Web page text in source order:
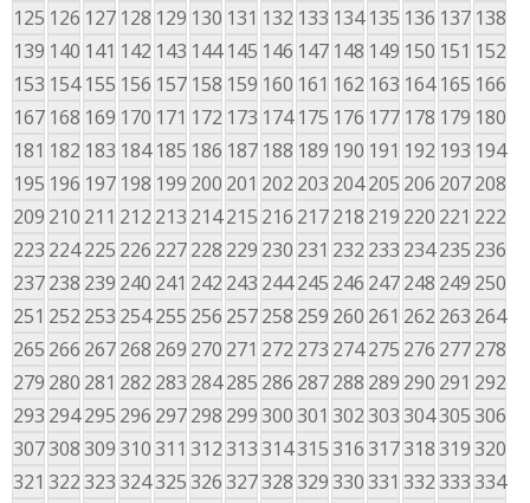
125 126 127 128 129 130 131 132 133 134 135 136 137 138
139 140 141 142 143 144 145 146 147 148 149 150 151 152
153 154 155 156 157 158 159 160 161 162 163 164 165 166
167 168 169 170 171 172 173 174 175 176 177 178 179 180
181 182 183 184 185 186 187 188 189 190 191 192 193 194
195 196 197 198 199 200 201 202 203 204205 206 207208
209 210 211 212 213 214215 216 217218 219 220 221 222
223 224225 226 227228 229 230 231 232 233 234235 236
237238 239 240 241 242 243 244245 246 247248 249 250
251 252 253 254255 256 257258 259 260 261 262 263 264
265 266 267268 269 270 271 272 273 274275 276 277278
279 280 281 282 283 284285 286 287288 289 290 291 292
293 294295 296 297298 299300301 302303304305306
307308309310311 312313314315316317318319320
321 322323324325326327328329330331 332333334